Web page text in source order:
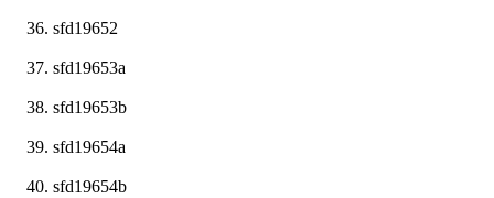
sfd19652
sfd19653a
sfd19653b
sfd19654a
sfd19654b